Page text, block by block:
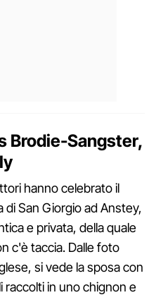
Brodie-Sangster,
hanno celebrato il
San Giorgio ad Anstey,
e privata, della quale
c'è taccia. Dalle foto
si vede la sposa con
raccolti in uno chignon e